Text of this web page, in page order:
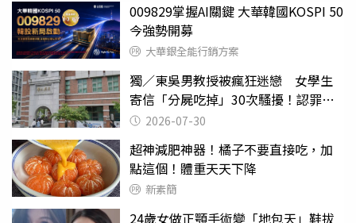
009829掌握AI關鍵 大華韓國KOSPI 50
今強勢開募
大華銀全能行銷方案
獨／東吳男教授被瘋狂迷戀 女學生
寄信「分屍吃掉」30次騷擾！認罪免
關 2026-07-30
超神減肥神器！橘子不要直接吃，加
點這個！體重天天下降
新素簡
24歲女做正顎手術變「地包天」鞋拔